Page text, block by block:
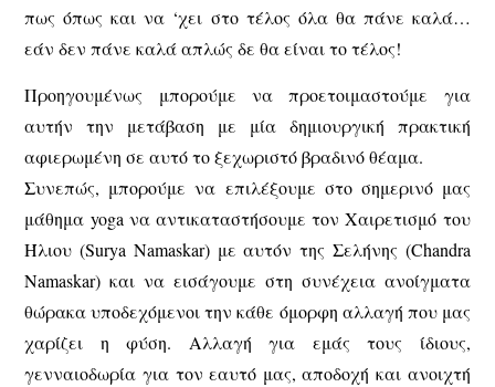
πως όπως και να ‘χει στο τέλος όλα θα πάνε καλά…
εάν δεν πάνε καλά απλώς δε θα είναι το τέλος!
Προηγουμένως μπορούμε να προετοιμαστούμε για
αυτήν την μετάβαση με μία δημιουργική πρακτική
αφιερωμένη σε αυτό το ξεχωριστό βραδινό θέαμα.
Συνεπώς, μπορούμε να επιλέξουμε στο σημερινό μας
μάθημα yoga να αντικαταστήσουμε τον Χαιρετισμό του
Ήλιου (Surya Namaskar) με αυτόν της Σελήνης (Chandra
Namaskar) και να εισάγουμε στη συνέχεια ανοίγματα
θώρακα υποδεχόμενοι την κάθε όμορφη αλλαγή που μας
χαρίζει η φύση. Αλλαγή για εμάς τους ίδιους,
γενναιοδωρία για τον εαυτό μας, αποδοχή και ανοιχτή